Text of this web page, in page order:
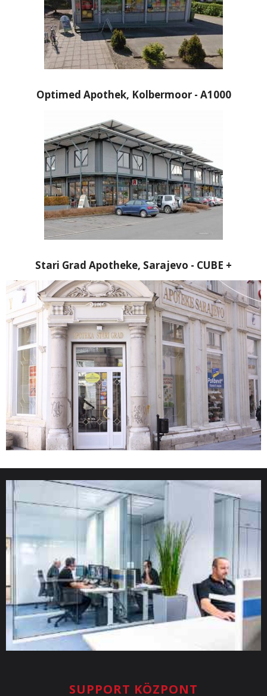
Optimed Apothek, Kolbermoor - A1000
Stari Grad Apotheke, Sarajevo - CUBE +
SUPPORT KÖZPONT